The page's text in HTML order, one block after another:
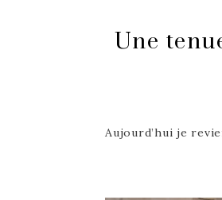
Une
Aujourd’hui je